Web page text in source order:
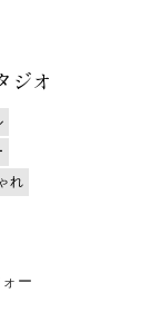
ジオ
れ
ー